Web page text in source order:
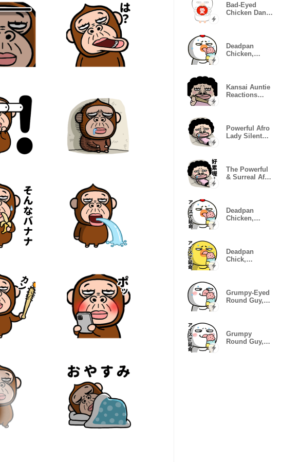
Bad-Eyed
Chicken Dance
Deadpan
Chicken,
Kansai Auntie
Reactions
Powerful Afro
Lady Silent
The Powerful
& Surreal Afro
Deadpan
Chicken,
Deadpan
Chick,
Grumpy-Eyed
Round Guy,
Grumpy
Round Guy,